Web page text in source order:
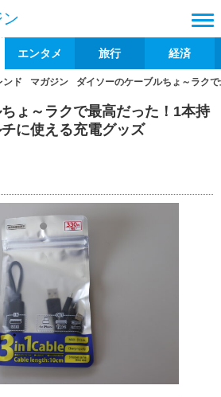
エンタメ 旅行 経済
ンド マガジン ダイソーのケーブルちょ～ラク
ょ～ラクで最高だった！1本持
に使える充電グッズ